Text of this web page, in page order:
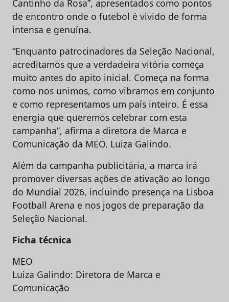
Cantinho da Rosa”, apresentados como pontos
de encontro onde o futebol é vivido de forma
intensa e genuína.
“Enquanto patrocinadores da Seleção Nacional,
acreditamos que a verdadeira vitória começa
muito antes do apito inicial. Começa na forma
como nos unimos, como vibramos em conjunto
e como representamos um país inteiro. É essa
energia que queremos celebrar com esta
campanha”, afirma a diretora de Marca e
Comunicação da MEO, Luiza Galindo.
Além da campanha publicitária, a marca irá
promover diversas ações de ativação ao longo
do Mundial 2026, incluindo presença na Lisboa
Football Arena e nos jogos de preparação da
Seleção Nacional.
Ficha técnica
MEO
Luiza Galindo: Diretora de Marca e
Comunicação